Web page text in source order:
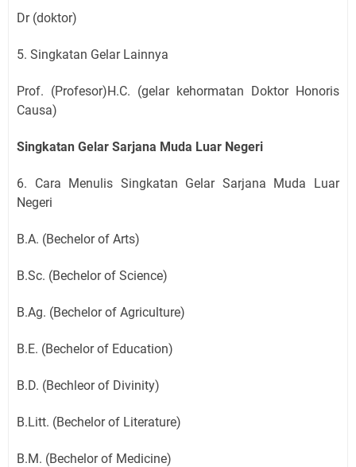
Dr (doktor)
5. Singkatan Gelar Lainnya
Prof. (Profesor)H.C. (gelar kehormatan Doktor Honoris
Causa)
Singkatan Gelar Sarjana Muda Luar Negeri
6. Cara Menulis Singkatan Gelar Sarjana Muda Luar
Negeri
B.A. (Bechelor of Arts)
B.Sc. (Bechelor of Science)
B.Ag. (Bechelor of Agriculture)
B.E. (Bechelor of Education)
B.D. (Bechleor of Divinity)
B.Litt. (Bechelor of Literature)
B.M. (Bechelor of Medicine)